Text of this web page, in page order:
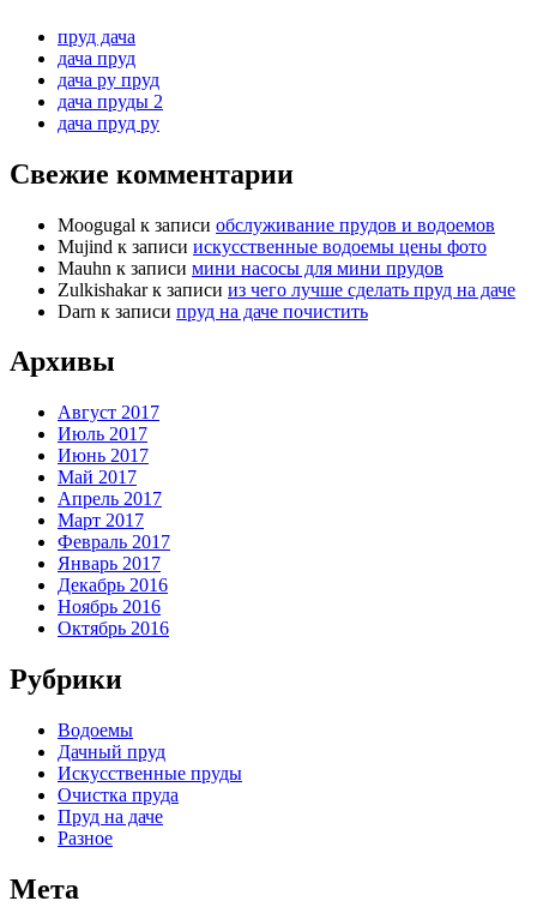
пруд дача
дача пруд
дача ру пруд
дача пруды 2
дача пруд ру
Свежие комментарии
Moogugal к записи обслуживание прудов и водоемов
Mujind к записи искусственные водоемы цены фото
Mauhn к записи мини насосы для мини прудов
Zulkishakarк записи из чего лучше сделать пруд на даче
Darn к записи пруд на даче почистить
Архивы
Август 2017
Июль 2017
Июнь 2017
Май 2017
Апрель 2017
Март 2017
Февраль 2017
Январь 2017
Декабрь 2016
Ноябрь 2016
Октябрь 2016
Рубрики
Водоемы
Дачный пруд
Искусственные пруды
Очистка пруда
Пруд на даче
Разное
Мета